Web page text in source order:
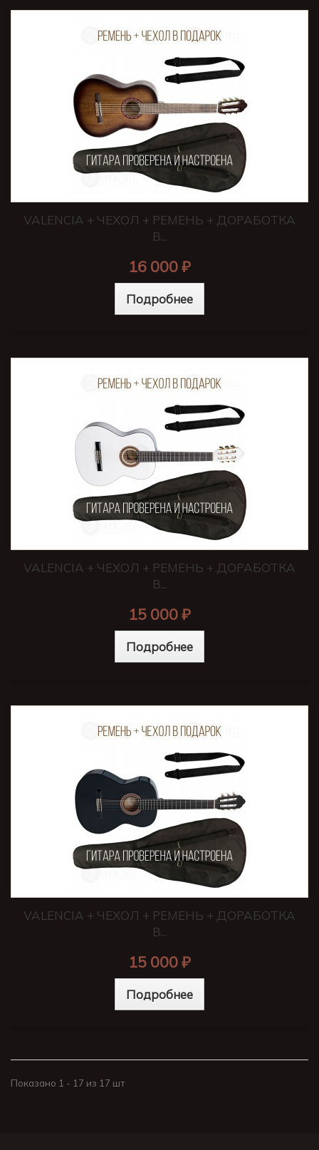
VALENCIA + ЧЕХОЛ + РЕМЕНЬ + ДОРАБОТКА
В...
16 000 ₽
Подробнее
VALENCIA + ЧЕХОЛ + РЕМЕНЬ + ДОРАБОТКА
В...
15 000 ₽
Подробнее
VALENCIA + ЧЕХОЛ + РЕМЕНЬ + ДОРАБОТКА
В...
15 000 ₽
Подробнее
Показано 1 - 17 из 17 шт